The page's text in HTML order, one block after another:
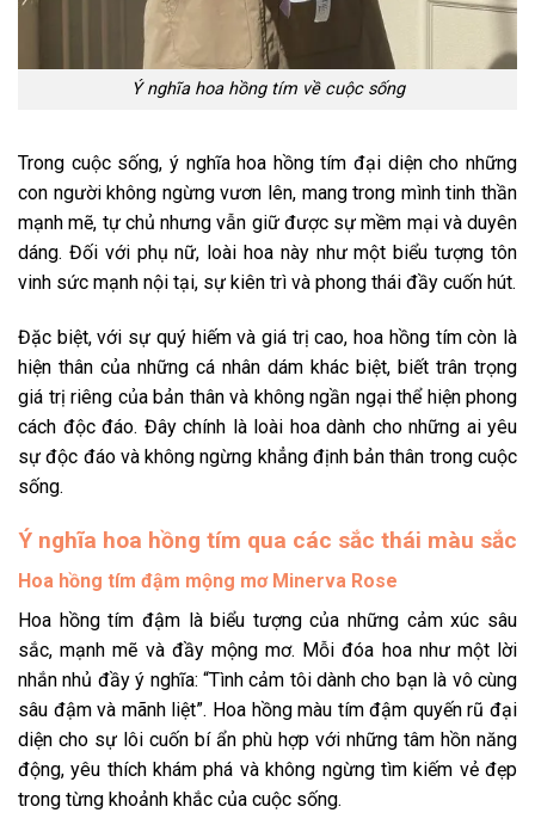
Ý nghĩa hoa hồng tím về cuộc sống
Trong cuộc sống, ý nghĩa hoa hồng tím đại diện cho những
con người không ngừng vươn lên, mang trong mình tinh thần
mạnh mẽ, tự chủ nhưng vẫn giữ được sự mềm mại và duyên
dáng. Đối với phụ nữ, loài hoa này như một biểu tượng tôn
vinh sức mạnh nội tại, sự kiên trì và phong thái đầy cuốn hút.
Đặc biệt, với sự quý hiếm và giá trị cao, hoa hồng tím còn là
hiện thân của những cá nhân dám khác biệt, biết trân trọng
giá trị riêng của bản thân và không ngần ngại thể hiện phong
cách độc đáo. Đây chính là loài hoa dành cho những ai yêu
sự độc đáo và không ngừng khẳng định bản thân trong cuộc
sống.
Ý nghĩa hoa hồng tím qua các sắc thái màu sắc
Hoa hồng tím đậm mộng mơ Minerva Rose
Hoa hồng tím đậmlà biểu tượng của những cảm xúc sâu
sắc, mạnh mẽ và đầy mộng mơ. Mỗi đóa hoa như một lời
nhắn nhủ đầy ý nghĩa: “Tình cảm tôi dành cho bạn là vô cùng
sâu đậm và mãnh liệt”. Hoa hồng màu tímđậm quyến rũ đại
diện cho sự lôi cuốn bí ẩn phù hợp với những tâm hồn năng
động, yêu thích khám phá và không ngừng tìm kiếm vẻ đẹp
trong từng khoảnh khắc của cuộc sống.